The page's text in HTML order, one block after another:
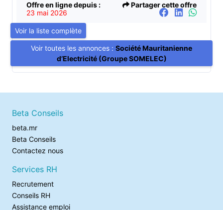
Offre en ligne depuis :
23 mai 2026
Partager cette offre
Voir la liste complète
Voir toutes les annonces : Société Mauritanienne
d’Electricité (Groupe SOMELEC)
Beta Conseils
beta.mr
Beta Conseils
Contactez nous
Services RH
Recrutement
Conseils RH
Assistance emploi